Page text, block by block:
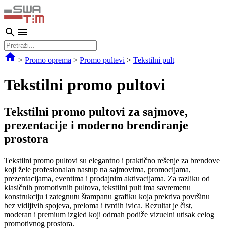
> Promo oprema > Promo pultevi > Tekstilni pult
Tekstilni promo pultovi
Tekstilni promo pultovi za sajmove,
prezentacije i moderno brendiranje
prostora
Tekstilni promo pultovi su elegantno i praktično rešenje za brendove
koji žele profesionalan nastup na sajmovima, promocijama,
prezentacijama, eventima i prodajnim aktivacijama. Za razliku od
klasičnih promotivnih pultova, tekstilni pult ima savremenu
konstrukciju i zategnutu štampanu grafiku koja prekriva površinu
bez vidljivih spojeva, preloma i tvrdih ivica. Rezultat je čist,
moderan i premium izgled koji odmah podiže vizuelni utisak celog
promotivnog prostora.